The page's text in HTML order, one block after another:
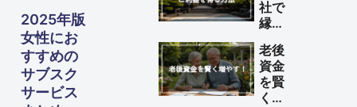
2025年版
女性にお
すすめの
サブスク
サービス
イン
ト
方法
方法
社で
縁結
ご利
益を
得る
方法
老後
資金
を賢
く増